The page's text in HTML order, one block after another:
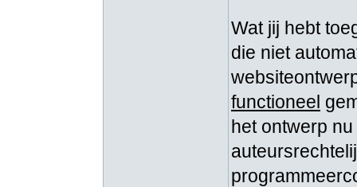
Wat jij hebt
die niet
functioneel
het ontwerp